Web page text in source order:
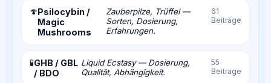
🍄Psilocybin /
Magic
Mushrooms
Zauberpilze, Trüffel —
Sorten, Dosierung,
Erfahrungen.
61
Beiträge
🧪GHB / GBL
/ BDO
Liquid Ecstasy — Dosierung,
Qualität, Abhängigkeit.
55
Beiträge